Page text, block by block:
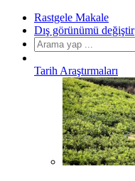
Rastgele Makale
Dış görünümü değiştir
Tarih Araştırmaları